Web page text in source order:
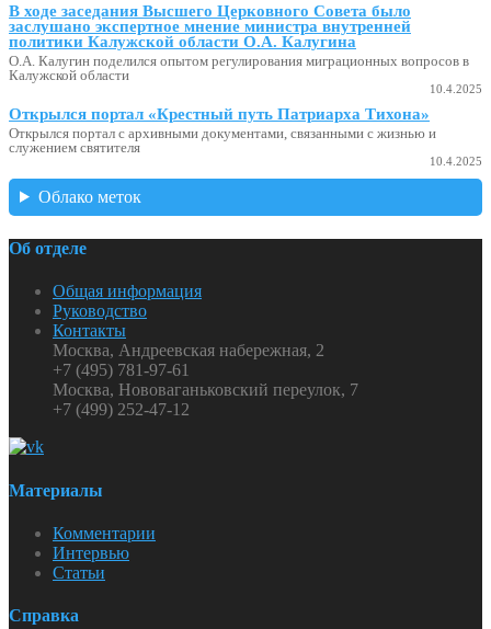
В ходе заседания Высшего Церковного Совета было
заслушано экспертное мнение министра внутренней
политики Калужской области О.А. Калугина
О.А. Калугин поделился опытом регулирования миграционных вопросов в
Калужской области
10.4.2025
Открылся портал «Крестный путь Патриарха Тихона»
Открылся портал с архивными документами, связанными с жизнью и
служением святителя
10.4.2025
Облако меток
Об отделе
Общая информация
Руководство
Контакты
Москва, Андреевская набережная, 2
+7 (495) 781-97-61
Москва, Нововаганьковский переулок, 7
+7 (499) 252-47-12
Материалы
Комментарии
Интервью
Статьи
Справка